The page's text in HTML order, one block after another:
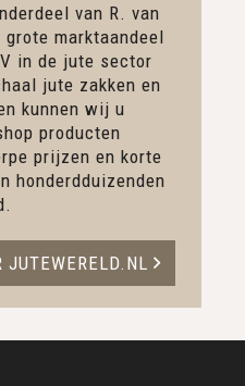
van R. van
grote marktaandeel
in de jute sector
jute zakken en
kunnen wij u
producten
prijzen en korte
honderdduizenden
JUTEWERELD.NL